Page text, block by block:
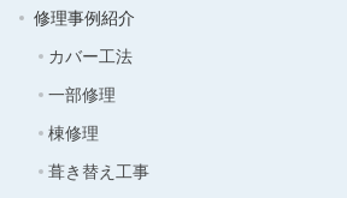
修理事例紹介
カバー工法
一部修理
棟修理
葺き替え工事